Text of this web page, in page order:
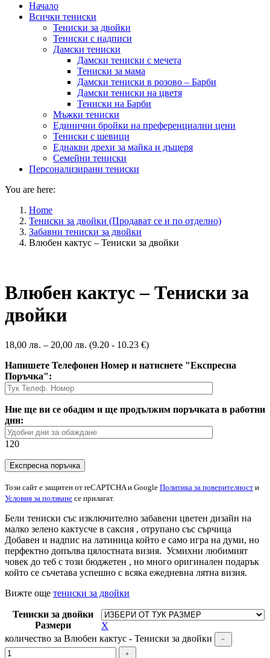
Начало
Всички тениски
Тениски за двойки
Тениски с надписи
Дамски тениски
Дамски тениски с мечета
Тениски за мама
Дамски тениски в розово – Барби
Дамски тениски на цветя
Тениски на Барби
Мъжки тениски
Единични бройки на преференциални цени
Тениски с шевици
Еднакви дрехи за майка и дъщеря
Семейни тениски
Персонализирани тениски
You are here:
Home
Тениски за двойки (Продават се и по отделно)
Забавни тениски за двойки
Влюбен кактус – Тениски за двойки
Влюбен кактус – Тениски за
двойки
18,00 лв. – 20,00 лв. (9.20 - 10.23 €)
Напишете Телефонен Номер и натиснете "Експресна
Поръчка":
Ние ще ви се обадим и ще продължим поръчката в работни
дни:
120
Този сайт е защитен от reCAPTCHA и Google Политика за поверителност и
Условия за ползване се прилагат.
Бели тениски със изключително забавени цветен дизайн на
малко зелено кактусче в саксия , отрупано със сърчица
Добавен и надпис на латиница който е само игра на думи, но
перфектно допълва цялостната визия. Усмихни любимият
човек до теб с този бюджетен , но много оригинален подарък
който се съчетава успешно с всяка ежедневна лятна визия.
Вижте още тениски за двойки
Тениски за двойки
Размери
Х
количество за Влюбен кактус - Тениски за двойки